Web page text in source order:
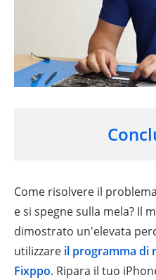
Come risolvere il
e si spegne sulla mela? Il
dimostrato un'elevata
utilizzare il programma di
Fixppo. Ripara il tuo